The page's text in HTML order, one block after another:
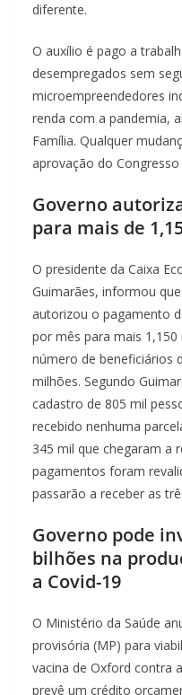
diferente.
O auxílio é pago a
desempregados sem
microempreendedores
renda com a pandemia,
Família. Qualquer
aprovação do Congresso
Governo
para mais de
O presidente da Caixa
Guimarães, informou
autorizou o pagamento
por mês para mais
número de beneficiários
milhões. Segundo
cadastro de 805 mil
recebido nenhuma
345 mil que chegaram a
pagamentos foram
passarão a receber as
Governo pode
bilhões na
a Covid-19
O Ministério da Saúde
provisória (MP) para
vacina de Oxford contra
prevê um crédito